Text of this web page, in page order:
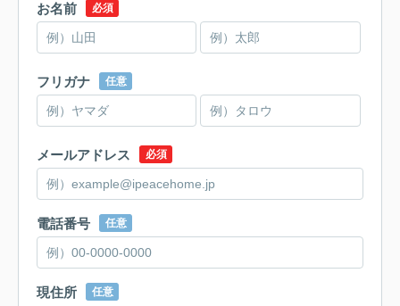
お名前 必須
フリガナ 任意
メールアドレス 必須
電話番号 任意
現住所 任意